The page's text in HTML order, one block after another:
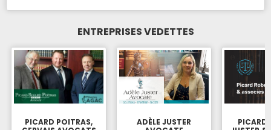
ENTREPRISES VEDETTES
PICARD POITRAS,
ADÈLE JUSTER
PICARD